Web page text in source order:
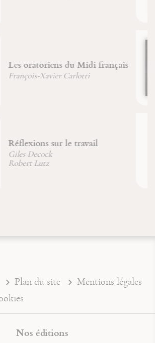
L'arbre des archétypes
Jean-François Froger
Bernadette Main
Maximin, Sidoine et Lazare
dans la Tradition de Provence
Brigitte Morelle
Plan du site
Mentions légales
Nos éditions